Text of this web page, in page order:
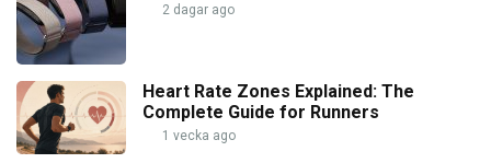
2 dagar ago
Heart Rate Zones Explained: The
Complete Guide for Runners
1 vecka ago